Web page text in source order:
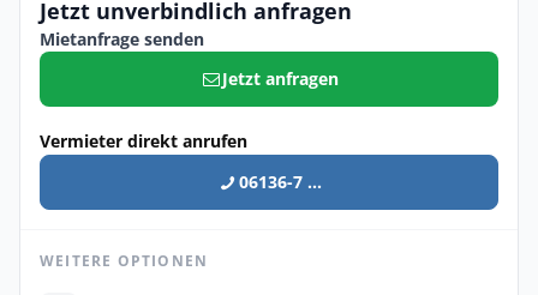
Jetzt unverbindlich anfragen
Mietanfrage senden
Jetzt anfragen
Vermieter direkt anrufen
06136-7 ...
WEITERE OPTIONEN